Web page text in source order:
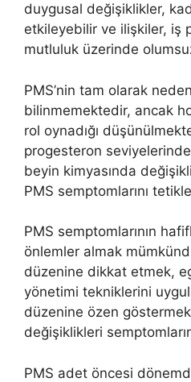
duygusal değişiklikler,
etkileyebilir ve ilişkiler, iş
mutluluk üzerinde
PMS’nin tam olarak
bilinmemektedir, ancak
rol oynadığı
progesteron
beyin kimyasında
PMS semptomlarını
PMS semptomlarının
önlemler almak
düzenine dikkat etmek,
yönetimi tekniklerini
düzenine özen
değişiklikleri
PMS adet öncesi